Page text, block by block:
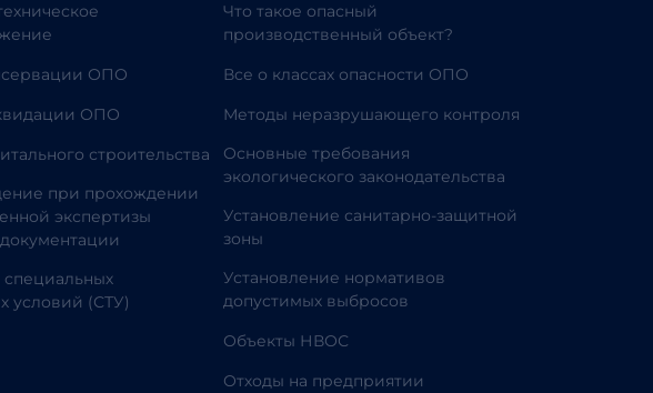
ОПО
ОПО
строительства
при прохождении
экспертизы
специальных
условий (СТУ)
Что такое опасный
производственный объект?
Все о классах опасности ОПО
Методы неразрушающего контроля
Основные требования
экологического законодательства
Установление санитарно-защитной
зоны
Установление нормативов
допустимых выбросов
Объекты НВОС
Отходы на предприятии